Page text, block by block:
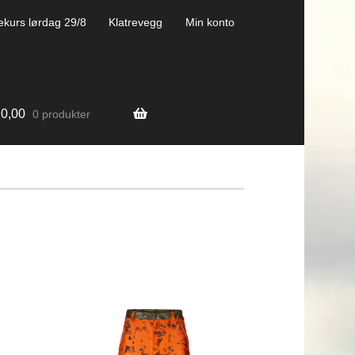
lørdag 29/8 Klatrevegg Min konto
0,00 0 produkter